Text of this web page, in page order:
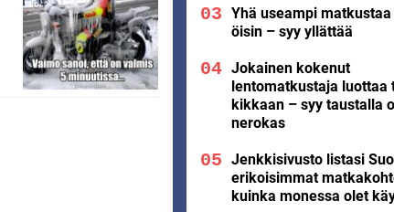
Yhä useampi
öisin – syy yllättää
Jokainen kokenut
lentomatkustaja luottaa
kikkaan – syy taustalla
nerokas
Jenkkisivusto listasi
erikoisimmat
kuinka monessa olet